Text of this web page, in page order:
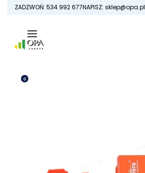
content
ZADZWOŃ: 534 992 677NAPISZ: sklep@opa.pl
0OTWÓRZ